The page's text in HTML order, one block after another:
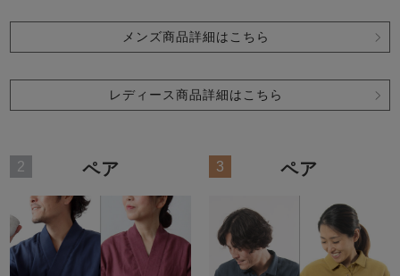
メンズ商品詳細はこちら
レディース商品詳細はこちら
2 ペア 3 ペア